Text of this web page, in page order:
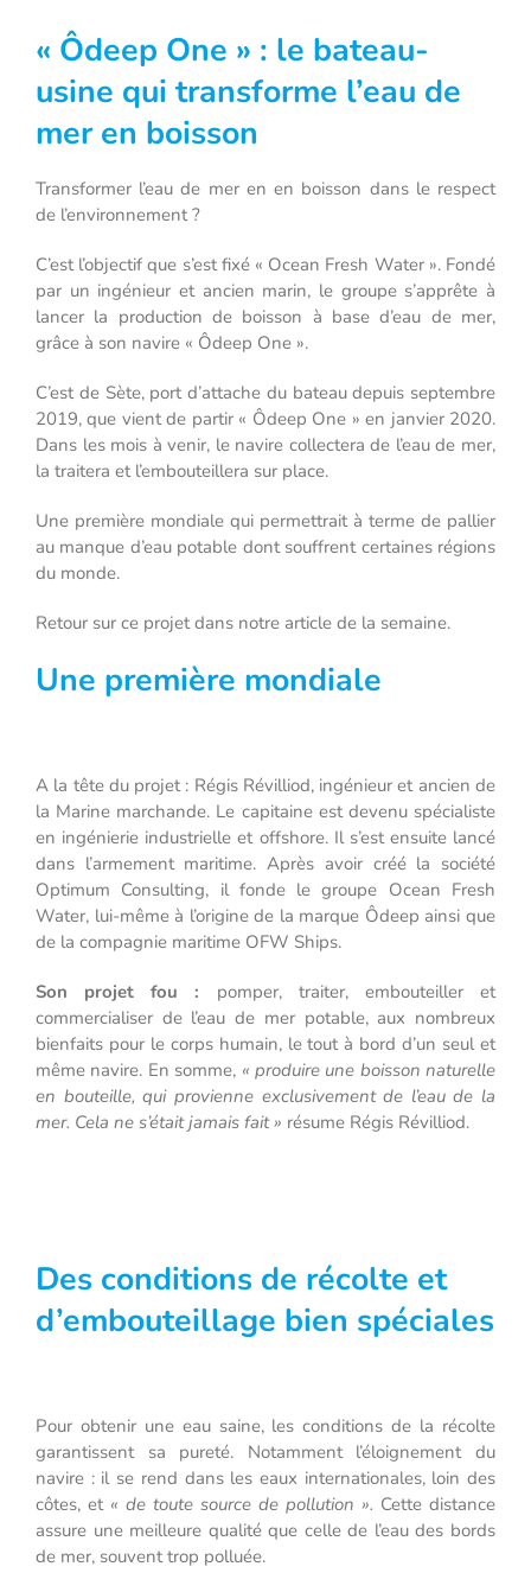
« Ôdeep One » : le bateau-
usine qui transforme l’eau de
mer en boisson
Transformer l’eau de mer en en boisson dans le respect
de l’environnement ?
C’est l’objectif que s’est fixé « Ocean Fresh Water ». Fondé
par un ingénieur et ancien marin, le groupe s’apprête à
lancer la production de boisson à base d’eau de mer,
grâce à son navire « Ôdeep One ».
C’est de Sète, port d’attache du bateau depuis septembre
2019, que vient de partir « Ôdeep One » en janvier 2020.
Dans les mois à venir, le navire collectera de l’eau de mer,
la traitera et l’embouteillera sur place.
Une première mondiale qui permettrait à terme de pallier
au manque d’eau potable dont souffrent certaines régions
du monde.
Retour sur ce projet dans notre article de la semaine.
Une première mondiale
A la tête du projet : Régis Révilliod, ingénieur et ancien de
la Marine marchande. Le capitaine est devenu spécialiste
en ingénierie industrielle et offshore. Il s’est ensuite lancé
dans l’armement maritime. Après avoir créé la société
Optimum Consulting, il fonde le groupe Ocean Fresh
Water, lui-même à l’origine de la marque Ôdeep ainsi que
de la compagnie maritime OFW Ships.
Son projet fou : pomper, traiter, embouteiller et
commercialiser de l’eau de mer potable, aux nombreux
bienfaits pour le corps humain, le tout à bord d’un seul et
même navire. En somme, « produire une boisson naturelle
en bouteille, qui provienne exclusivement de l’eau de la
mer. Cela ne s’était jamais fait » résume Régis Révilliod.
Des conditions de récolte et
d’embouteillage bien spéciales
Pour obtenir une eau saine, les conditions de la récolte
garantissent sa pureté. Notamment l’éloignement du
navire : il se rend dans les eaux internationales, loin des
côtes, et « de toute source de pollution ». Cette distance
assure une meilleure qualité que celle de l’eau des bords
de mer, souvent trop polluée.